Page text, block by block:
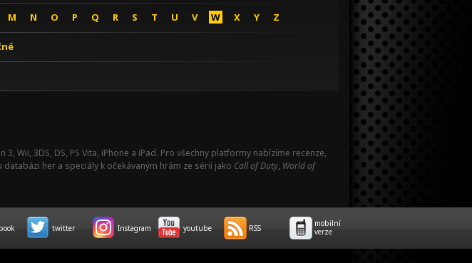
M N O P Q R S T U V W X Y Z
3, Wii, 3DS, DS, PS Vita, iPhone a iPad. Pro všechny platformy nabízíme recenze,
her a speciály k očekávaným hrám ze sérií jako Call of Duty, World of
twitter Instagram youtube RSS
mobilní
verze